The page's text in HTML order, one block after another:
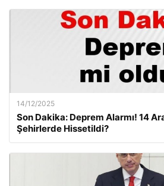
14/12/2025
Son Dakika: Deprem Alarmı! 14
Şehirlerde Hissetildi?